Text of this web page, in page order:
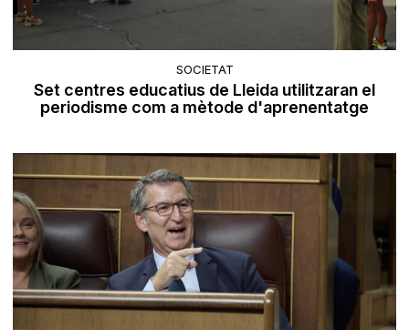
SOCIETAT
Set centres educatius de Lleida utilitzaran el
periodisme com a mètode d'aprenentatge